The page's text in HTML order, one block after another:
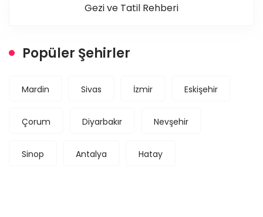
Gezi ve Tatil Rehberi
Popüler Şehirler
Mardin Sivas İzmir Eskişehir
Çorum Diyarbakır Nevşehir
Sinop Antalya Hatay